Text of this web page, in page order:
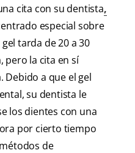
cita con su dentista,
especial sobre
tarda de 20 a 30
pero la cita en sí
a que el gel
su dentista le
los dientes con una
por cierto tiempo
de